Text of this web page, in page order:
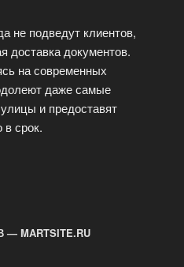
не подведут клиентов,
доставка документов.
на современных
даже самые
и предоставят
в срок.
MARTSITE.RU